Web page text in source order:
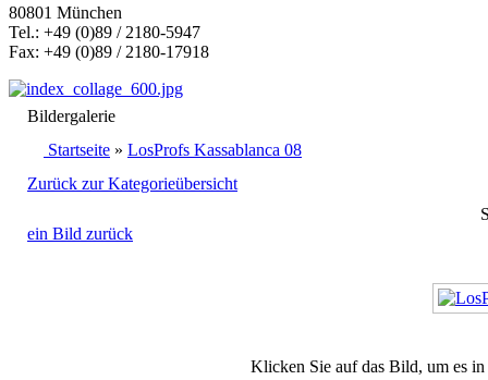
80801 München
Tel.: +49 (0)89 / 2180-5947
Fax: +49 (0)89 / 2180-17918
Bildergalerie
Startseite » LosProfs Kassablanca 08
Zurück zur Kategorieübersicht
ein Bild zurück
Klicken Sie auf das Bild, um es